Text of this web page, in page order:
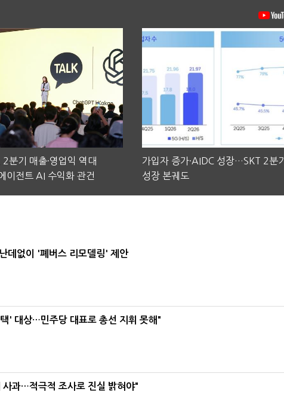
2분기 매출·영업익 역대
이전트 AI 수익화 관건
가입자 증가·AIDC 성장…SKT 2분기
성장 본궤도
데없이 '폐버스 리모델링' 제안
' 대상…민주당 대표로 총선 지휘 못해"
사과…적극적 조사로 진실 밝혀야"